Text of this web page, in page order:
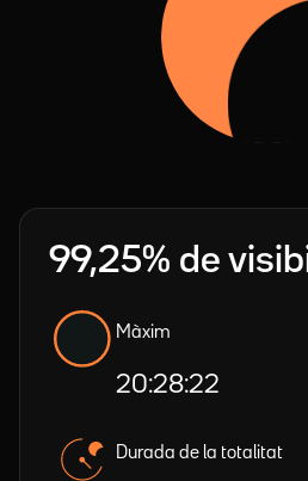
99,25% de
Màxim
20:28:22
Durada de la totalitat